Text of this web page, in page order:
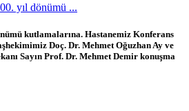
yıl dönümü ...
kutlamalarına. Hastanemiz Konferans
Doç. Dr. Mehmet Oğuzhan Ay ve
Sayın Prof. Dr. Mehmet Demir konuşma